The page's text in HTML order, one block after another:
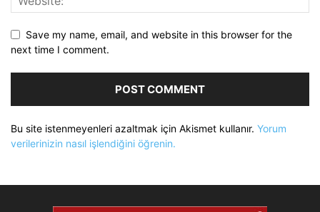
Save my name, email, and website in this browser for the
next time I comment.
Bu site istenmeyenleri azaltmak için Akismet kullanır. Yorum
verilerinizin nasıl işlendiğini öğrenin.